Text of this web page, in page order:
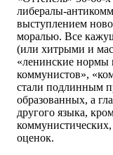
либералы-
выступлением
моралью. Все
(или хитрыми и
«ленинские нормы
коммунистов»,
стали подлинным
образованных, а
другого языка,
оценок.